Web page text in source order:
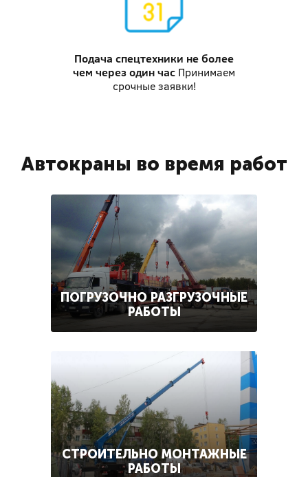
Подача спецтехники не более
чем через один час Принимаем
срочные заявки!
Автокраны во время работ
ПОГРУЗОЧНО РАЗГРУЗОЧНЫЕ
РАБОТЫ
СТРОИТЕЛЬНО МОНТАЖНЫЕ
РАБОТЫ